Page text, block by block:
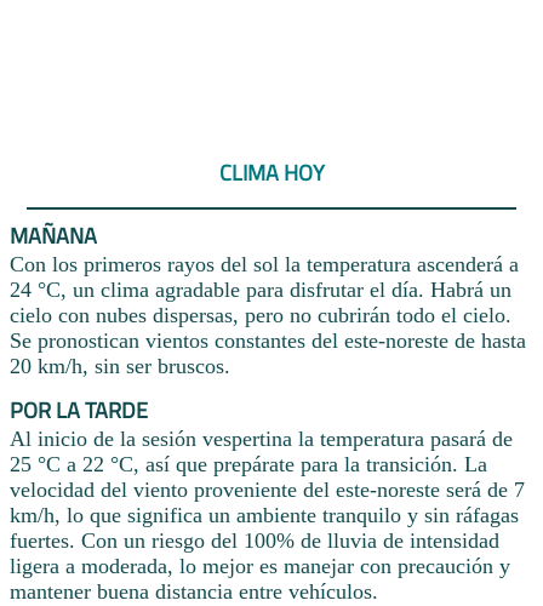
CLIMA HOY
MAÑANA
Con los primeros rayos del sol la temperatura ascenderá a
24 °C, un clima agradable para disfrutar el día. Habrá un
cielo con nubes dispersas, pero no cubrirán todo el cielo.
Se pronostican vientos constantes del este-noreste de hasta
20 km/h, sin ser bruscos.
POR LA TARDE
Al inicio de la sesión vespertina la temperatura pasará de
25 °C a 22 °C, así que prepárate para la transición. La
velocidad del viento proveniente del este-noreste será de 7
km/h, lo que significa un ambiente tranquilo y sin ráfagas
fuertes. Con un riesgo del 100% de lluvia de intensidad
ligera a moderada, lo mejor es manejar con precaución y
mantener buena distancia entre vehículos.